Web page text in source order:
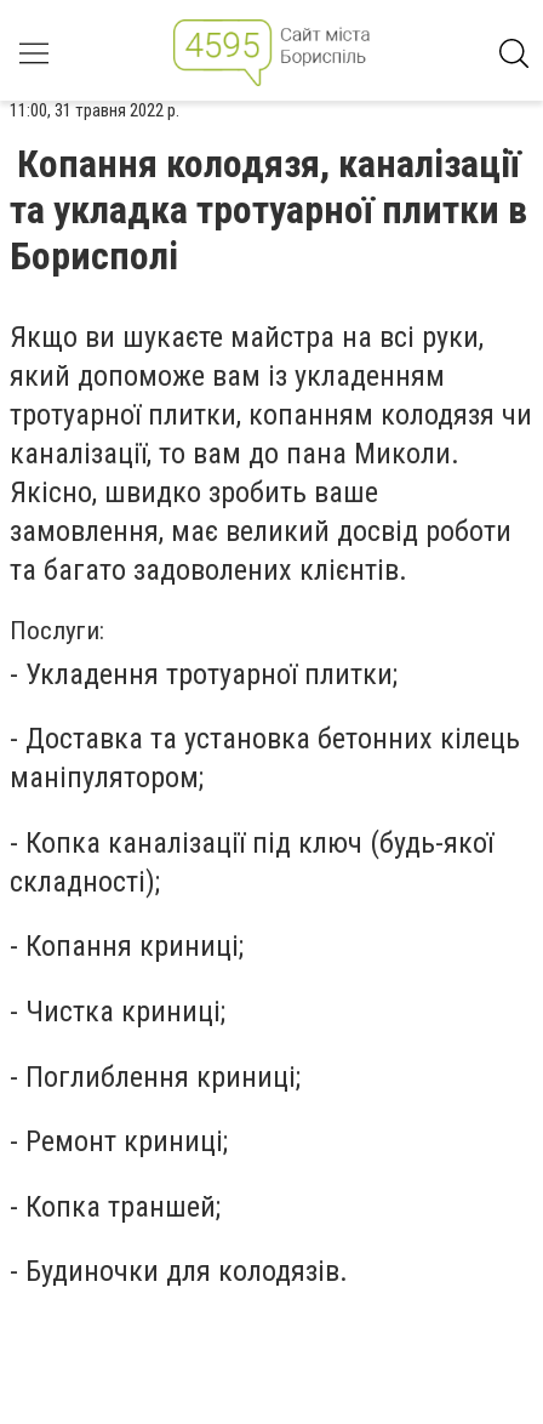
11:00, 31 травня 2022 р.
Копання колодязя, каналізації
та укладка тротуарної плитки в
Борисполі
Якщо ви шукаєте майстра на всі руки,
який допоможе вам із укладенням
тротуарної плитки, копанням колодязя чи
каналізації, то вам до пана Миколи.
Якісно, швидко зробить ваше
замовлення, має великий досвід роботи
та багато задоволених клієнтів.
Послуги:
- Укладення тротуарної плитки;
- Доставка та установка бетонних кілець
маніпулятором;
- Копка каналізації під ключ (будь-якої
складності);
- Копання криниці;
- Чистка криниці;
- Поглиблення криниці;
- Ремонт криниці;
- Копка траншей;
- Будиночки для колодязів.